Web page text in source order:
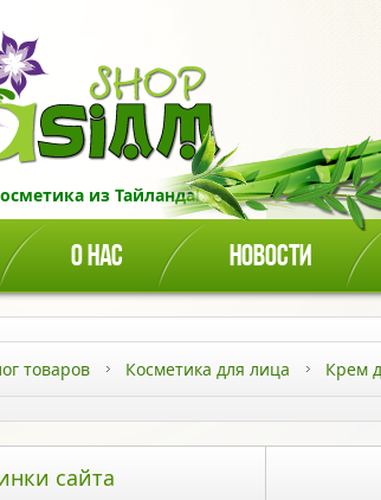
из Тайланда!
О НАС НОВОСТИ
товаров Косметика для лица Крем
сайта